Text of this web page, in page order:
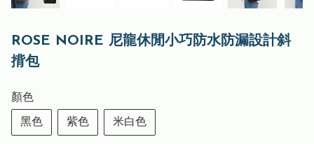
ROSE NOIRE 尼龍休閒小巧防水防漏設計斜
揹包
顏色
黑色 紫色 米白色